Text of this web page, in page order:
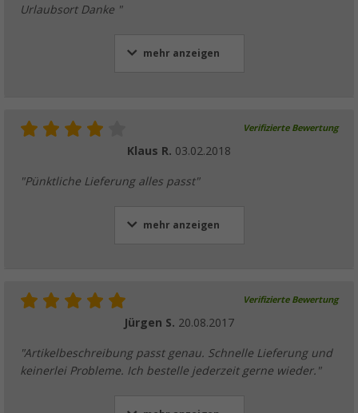
Urlaubsort Danke "
mehr anzeigen
Verifizierte Bewertung
Klaus R. 03.02.2018
"Pünktliche Lieferung alles passt"
mehr anzeigen
Verifizierte Bewertung
Jürgen S. 20.08.2017
"Artikelbeschreibung passt genau. Schnelle Lieferung und
keinerlei Probleme. Ich bestelle jederzeit gerne wieder."